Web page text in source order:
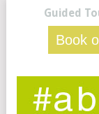
Guided
Book